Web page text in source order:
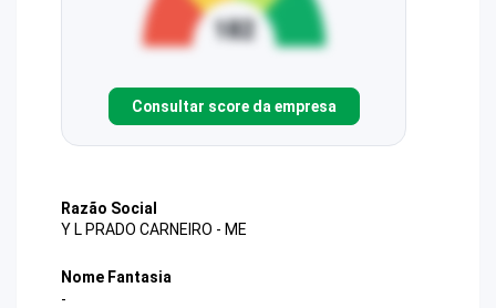
Consultar score da empresa
Razão Social
Y L PRADO CARNEIRO - ME
Nome Fantasia
-